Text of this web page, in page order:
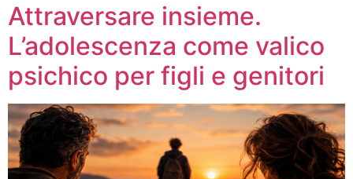
Attraversare insieme.
L’adolescenza come valico
psichico per figli e genitori